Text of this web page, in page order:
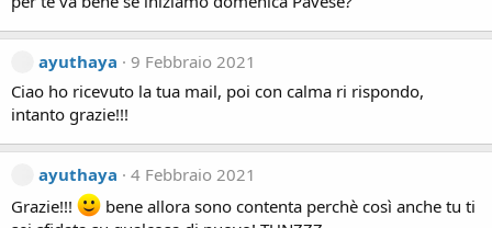
ayuthaya
9 Febbraio 2021
Ciao ho ricevuto la tua mail, poi con calma ri rispondo,
intanto grazie!!!
ayuthaya
4 Febbraio 2021
Grazie!!!
bene allora sono contenta perchè così anche tu ti